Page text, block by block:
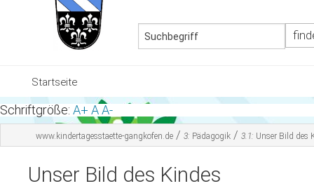
Startseite
Team und Gruppen
Schriftgröße: A+ AA-
www.kindertagesstaette-gangkofen.de / 3: Pädagogik / 3.1: Unser Bild des
Unser Bild des Kindes